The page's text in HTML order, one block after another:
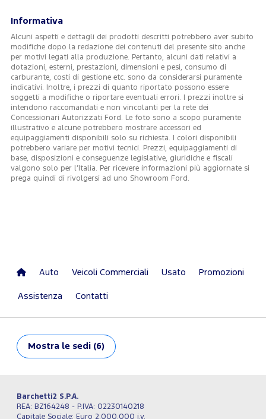
Informativa
Alcuni aspetti e dettagli dei prodotti descritti potrebbero aver subito
modifiche dopo la redazione dei contenuti del presente sito anche
per motivi legati alla produzione. Pertanto, alcuni dati relativi a
dotazioni, esterni, prestazioni, dimensioni e pesi, consumo di
carburante, costi di gestione etc. sono da considerarsi puramente
indicativi. Inoltre, i prezzi di quanto riportato possono essere
soggetti a modifiche o riportare eventuali errori. I prezzi inoltre si
intendono raccomandati e non vincolanti per la rete dei
Concessionari Autorizzati Ford. Le foto sono a scopo puramente
illustrativo e alcune potrebbero mostrare accessori ed
equipaggiamenti disponibili solo su richiesta. I colori disponibili
potrebbero variare per motivi tecnici. Prezzi, equipaggiamenti di
base, disposizioni e conseguenze legislative, giuridiche e fiscali
valgono solo per l’Italia. Per ricevere informazioni più aggiornate si
prega quindi di rivolgersi ad uno Showroom Ford.
Auto Veicoli Commerciali Usato Promozioni
Assistenza Contatti
Mostra le sedi (6)
Barchetti2 S.P.A.
REA: BZ164248 - P.IVA: 02230140218
Capitale Sociale: Euro 2.000.000 i.v.